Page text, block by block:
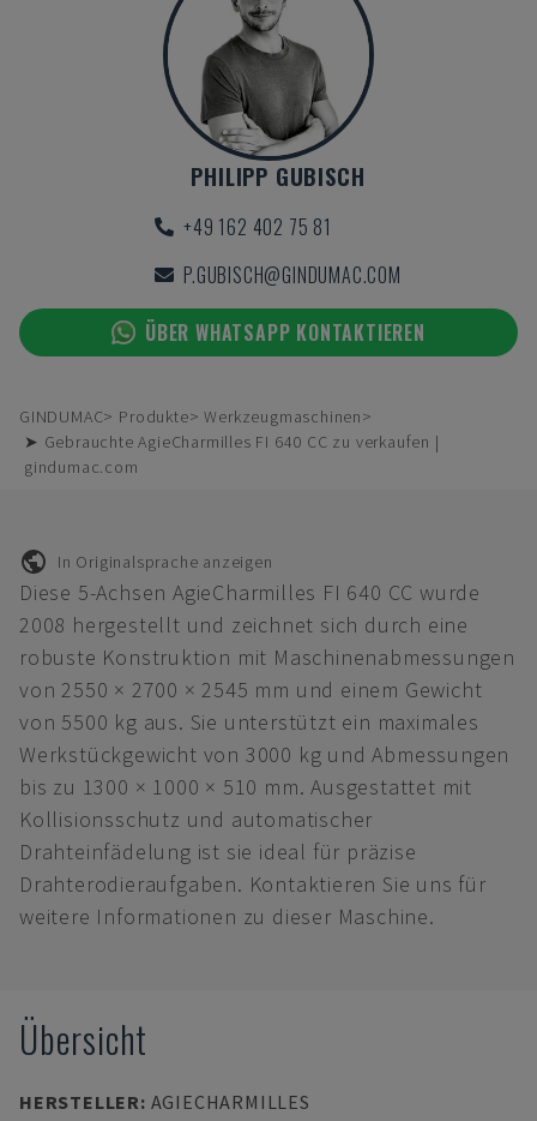
PHILIPP GUBISCH
+49 162 402 75 81
P.GUBISCH@GINDUMAC.COM
ÜBER WHATSAPP KONTAKTIEREN
GINDUMAC Produkte
Werkzeugmaschinen
➤ Gebrauchte AgieCharmilles FI 640 CC zu verkaufen |
gindumac.com
In Originalsprache anzeigen
Diese 5-Achsen AgieCharmilles FI 640 CC wurde
2008 hergestellt und zeichnet sich durch eine
robuste Konstruktion mit Maschinenabmessungen
von 2550 × 2700 × 2545 mm und einem Gewicht
von 5500 kg aus. Sie unterstützt ein maximales
Werkstückgewicht von 3000 kg und Abmessungen
bis zu 1300 × 1000 × 510 mm. Ausgestattet mit
Kollisionsschutz und automatischer
Drahteinfädelung ist sie ideal für präzise
Drahterodieraufgaben. Kontaktieren Sie uns für
weitere Informationen zu dieser Maschine.
Übersicht
HERSTELLER: AGIECHARMILLES